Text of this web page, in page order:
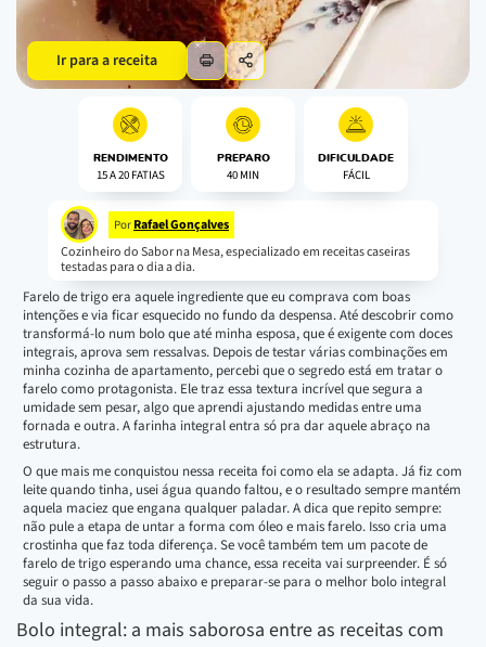
Ir para a receita
RENDIMENTO
15 A 20 FATIAS
PREPARO
40 MIN
DIFICULDADE
FÁCIL
Por Rafael Gonçalves
Cozinheiro do Sabor na Mesa, especializado em receitas caseiras
testadas para o dia a dia.
Farelo de trigo era aquele ingrediente que eu comprava com boas
intenções e via ficar esquecido no fundo da despensa. Até descobrir como
transformá-lo num bolo que até minha esposa, que é exigente com doces
integrais, aprova sem ressalvas. Depois de testar várias combinações em
minha cozinha de apartamento, percebi que o segredo está em tratar o
farelo como protagonista. Ele traz essa textura incrível que segura a
umidade sem pesar, algo que aprendi ajustando medidas entre uma
fornada e outra. A farinha integral entra só pra dar aquele abraço na
estrutura.
O que mais me conquistou nessa receita foi como ela se adapta. Já fiz com
leite quando tinha, usei água quando faltou, e o resultado sempre mantém
aquela maciez que engana qualquer paladar. A dica que repito sempre:
não pule a etapa de untar a forma com óleo e mais farelo. Isso cria uma
crostinha que faz toda diferença. Se você também tem um pacote de
farelo de trigo esperando uma chance, essa receita vai surpreender. É só
seguir o passo a passo abaixo e preparar-se para o melhor bolo integral
da sua vida.
Bolo integral: a mais saborosa entre as receitas com